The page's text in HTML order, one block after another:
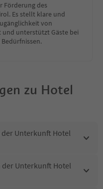
Förderung des
Es stellt klare und
von
und unterstützt Gäste bei
zu Hotel
der Unterkunft Hotel
der Unterkunft Hotel